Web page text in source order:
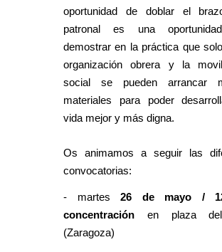
oportunidad de doblar el
patronal es una
demostrar en la práctica que
organización obrera y la
social se pueden arrancar
materiales para poder
vida mejor y más digna.
Os animamos a seguir las
convocatorias:
- martes26 de mayo /
concentración en plaza
(Zaragoza)